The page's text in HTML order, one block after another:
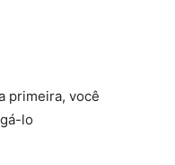
primeira, você
lo